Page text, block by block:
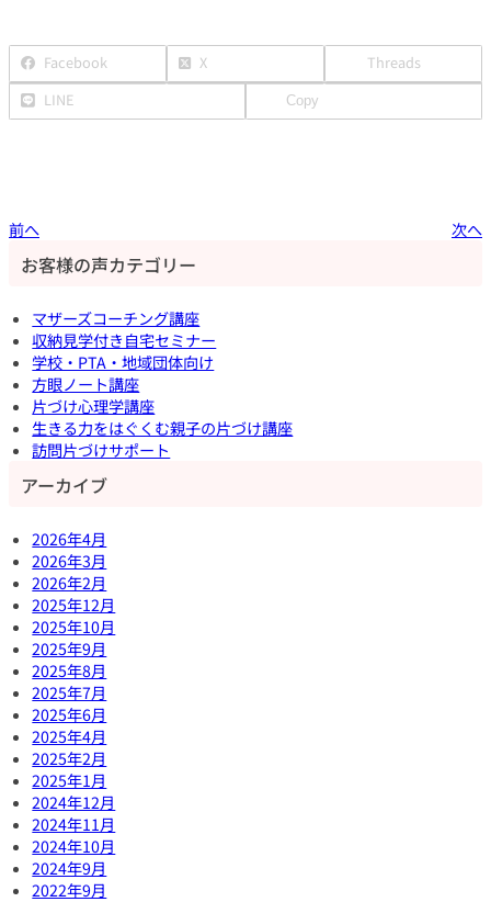
Facebook X
Threads
LINE
Copy
前へ 次へ
お客様の声カテゴリー
マザーズコーチング講座
収納見学付き自宅セミナー
学校・PTA・地域団体向け
方眼ノート講座
片づけ心理学講座
生きる力をはぐくむ親子の片づけ講座
訪問片づけサポート
アーカイブ
2026年4月
2026年3月
2026年2月
2025年12月
2025年10月
2025年9月
2025年8月
2025年7月
2025年6月
2025年4月
2025年2月
2025年1月
2024年12月
2024年11月
2024年10月
2024年9月
2022年9月